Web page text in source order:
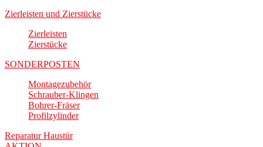
Zierleisten und Zierstücke
Zierleisten
Zierstücke
SONDERPOSTEN
Montagezubehör
Schrauber-Klingen
Bohrer-Fräser
Profilzylinder
Reparatur Haustür